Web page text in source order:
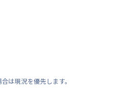
は現況を優先します。